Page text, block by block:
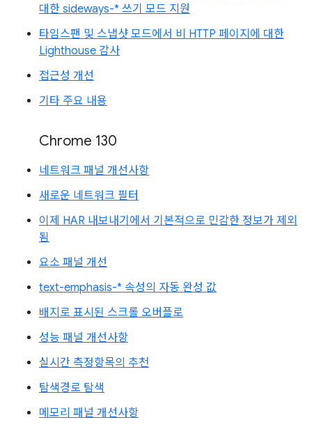
대한 sideways-* 쓰기 모드 지원
타임스팬 및 스냅샷 모드에서 비 HTTP 페이지에 대한
Lighthouse 감사
접근성 개선
기타 주요 내용
Chrome 130
네트워크 패널 개선사항
새로운 네트워크 필터
이제 HAR 내보내기에서 기본적으로 민감한 정보가 제외
됨
요소 패널 개선
text-emphasis-* 속성의 자동 완성 값
배지로 표시된 스크롤 오버플로
성능 패널 개선사항
실시간 측정항목의 추천
탐색경로 탐색
메모리 패널 개선사항